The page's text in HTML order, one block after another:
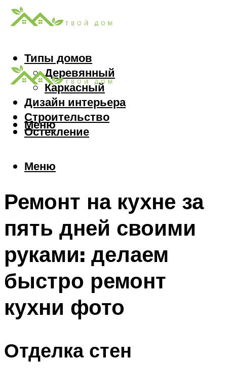
Типы домов
Деревянный
Каркасный
Дизайн интерьера
Строительство
Остекление
Меню
Меню
Ремонт на кухне за
пять дней своими
руками: делаем
быстро ремонт
кухни фото
Отделка стен